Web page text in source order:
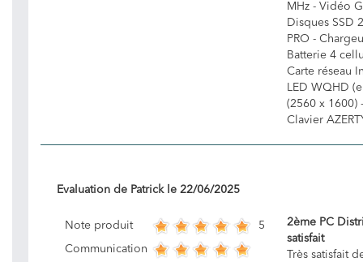
MHz - Vidéo
Disques SSD
PRO -
Batterie 4
Carte réseau
LED WQHD
(2560 x 1600)
Clavier
Evaluation de Patrickle 22/06/2025
Note produit 5
Communication
2ème PC
satisfait
Très satisfait